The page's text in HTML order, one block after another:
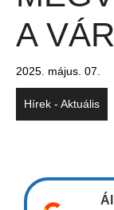
A
2025. május. 07.
Hírek - Aktuális